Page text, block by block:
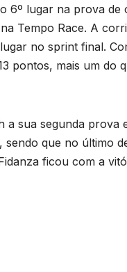
6º lugar na prova
Tempo Race. A
no sprint final.
pontos, mais um do
a sua segunda prova
que no último
ficou com a